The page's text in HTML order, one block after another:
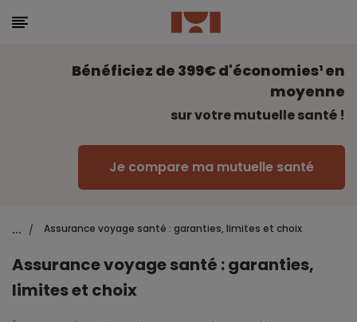
Bénéficiez de 399€ d'économies¹ en
moyenne
sur votre mutuelle santé !
Je compare ma mutuelle santé
... / Assurance voyage santé : garanties, limites et choix
Assurance voyage santé : garanties,
limites et choix